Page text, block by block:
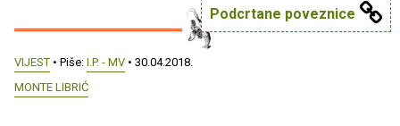
Podcrtane poveznice
VIJEST • Piše: I.P. - MV • 30.04.2018.
MONTE LIBRIĆ